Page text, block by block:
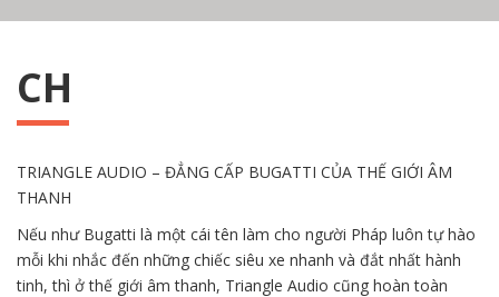
CH
TRIANGLE AUDIO – ĐẲNG CẤP BUGATTI CỦA THẾ GIỚI ÂM
THANH
Nếu như Bugatti là một cái tên làm cho người Pháp luôn tự hào
mỗi khi nhắc đến những chiếc siêu xe nhanh và đắt nhất hành
tinh, thì ở thế giới âm thanh, Triangle Audio cũng hoàn toàn